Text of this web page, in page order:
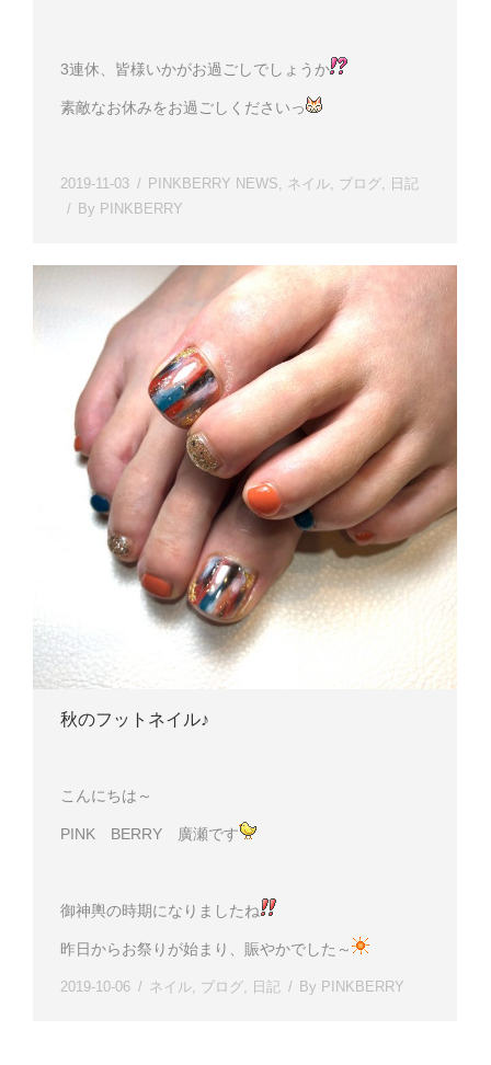
3連休、皆様いかがお過ごしでしょうか
素敵なお休みをお過ごしくださいっ
2019-11-03 PINKBERRY NEWS, ネイル, ブログ, 日記
By PINKBERRY
秋のフットネイル♪
こんにちは～
PINK BERRY 廣瀬です
御神輿の時期になりましたね
昨日からお祭りが始まり、賑やかでした～
2019-10-06 ネイル, ブログ, 日記 By PINKBERRY